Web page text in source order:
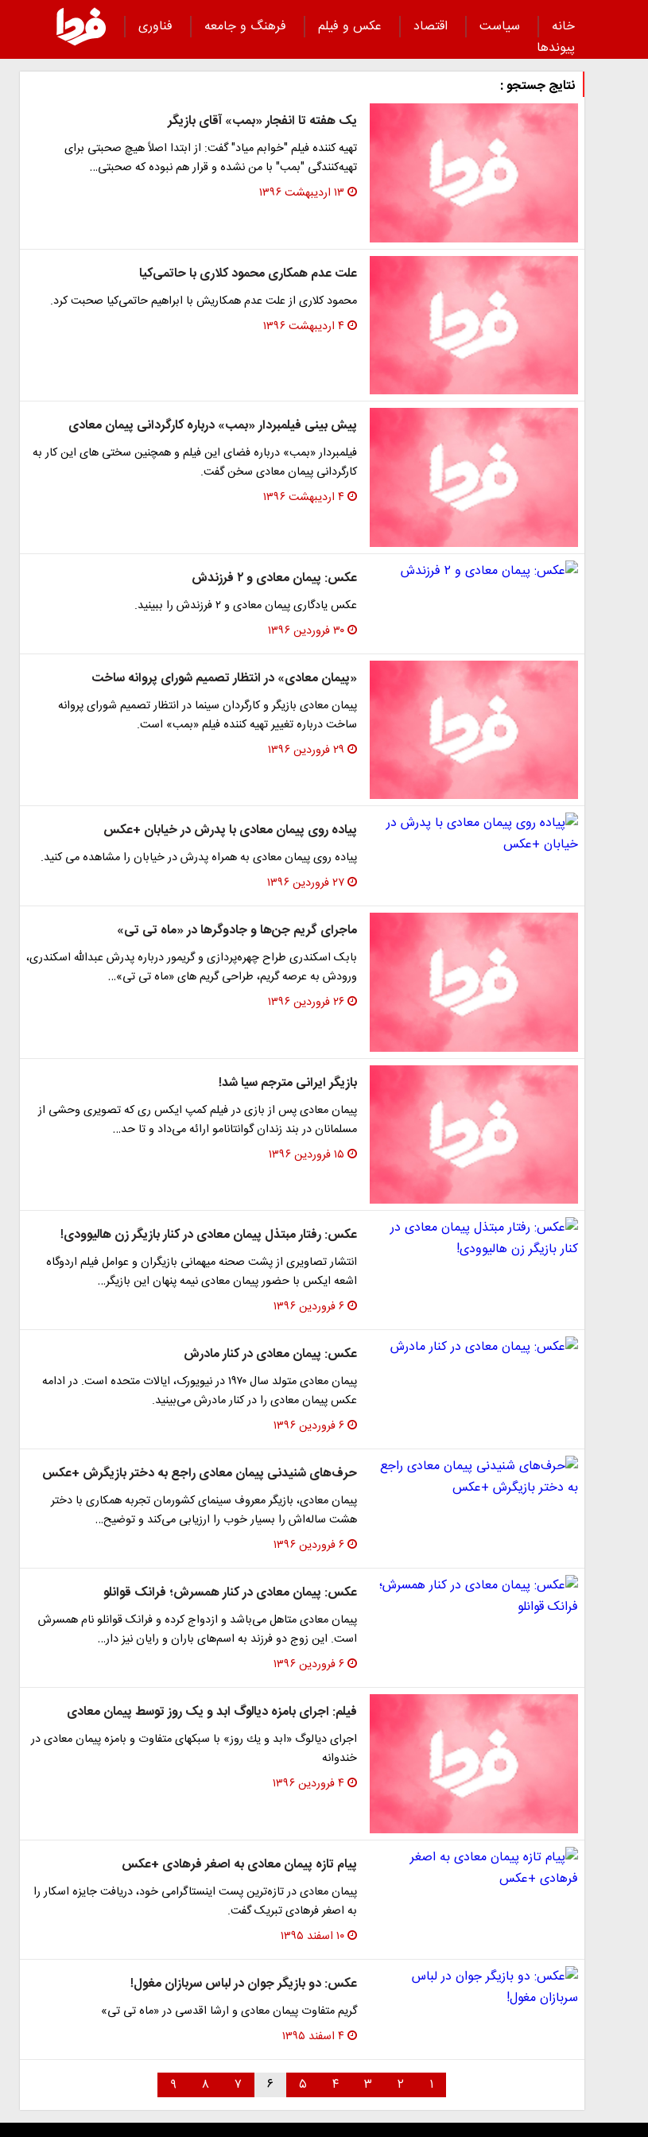
خانه سیاست اقتصاد عکس و فیلم فرهنگ و جامعه
فناوری
پیوند‌ها
نتایج جستجو :
یک هفته تا انفجار «بمب» آقای بازیگر
تهیه کننده فیلم "خوابم میاد" گفت: از ابتدا اصلاً هیچ صحبتی برای
تهیه‌کنندگی "بمب" با من نشده و قرار هم نبوده که صحبتی…
۱۳ اردیبهشت ۱۳۹۶
علت عدم همکاری محمود کلاری با حاتمی‌کیا
محمود کلاری از علت عدم همکاریش با ابراهیم حاتمی‌کیا صحبت کرد.
۴ اردیبهشت ۱۳۹۶
پیش بینی فیلمبردار «بمب» درباره کارگردانی پیمان معادی
فیلمبردار «بمب» درباره فضای این فیلم و همچنین سختی های این کار به
کارگردانی پیمان معادی سخن گفت.
۴ اردیبهشت ۱۳۹۶
عکس: پیمان معادی و ۲ فرزندش
عکس یادگاری پیمان معادی و ۲ فرزندش را ببینید.
۳۰ فروردین ۱۳۹۶
«پیمان معادی» در انتظار تصمیم شورای پروانه ساخت
پیمان معادی بازیگر و کارگردان سینما در انتظار تصمیم شورای پروانه
ساخت درباره تغییر تهیه کننده فیلم «بمب» است.
۲۹ فروردین ۱۳۹۶
پیاده روی پیمان معادی با پدرش در خیابان +عکس
پیاده روی پیمان معادی به همراه پدرش در خیابان را مشاهده می کنید.
۲۷ فروردین ۱۳۹۶
ماجرای گریم‌ جن‌ها و جادوگرها در «ماه تی تی»
بابک اسکندری طراح چهره‌پردازی و گریمور درباره پدرش عبدالله اسکندری،
ورودش به عرصه گریم، طراحی گریم های «ماه تی تی»…
۲۶ فروردین ۱۳۹۶
بازیگر ایرانی مترجم سیا شد!
پیمان معادی پس از بازی در فیلم کمپ ایکس ری که تصویری وحشی از
مسلمانان در بند زندان گوانتانامو ارائه می‌داد و تا حد…
۱۵ فروردین ۱۳۹۶
عکس: رفتار مبتذل پیمان معادی در کنار بازیگر زن هالیوودی!
انتشار تصاویری از پشت صحنه میهمانی بازیگران و عوامل فیلم اردوگاه
اشعه ایکس با حضور پیمان معادی نیمه پنهان این بازیگر…
۶ فروردین ۱۳۹۶
عکس: پیمان معادی در کنار مادرش
پیمان معادی متولد سال ۱۹۷۰ در نیویورک، ایالات متحده است. در ادامه
عکس پیمان معادی را در کنار مادرش می‌بینید.
۶ فروردین ۱۳۹۶
حرف‌های شنیدنی پیمان معادی راجع به دختر بازیگرش +عکس
پیمان معادی، بازیگر معروف سینمای کشورمان تجربه همکاری با دختر
هشت ساله‌اش را بسیار خوب را ارزیابی می‌کند و توضیح…
۶ فروردین ۱۳۹۶
عکس: پیمان معادی در کنار همسرش؛ فرانک قوانلو
پیمان معادی متاهل می‌باشد و ازدواج کرده و فرانک قوانلو نام همسرش
است. این زوج دو فرزند به اسم‌های باران و رایان نیز دار…
۶ فروردین ۱۳۹۶
فیلم: اجرای بامزه دیالوگ ابد و یک روز توسط پیمان معادی
اجراى دیالوگ «ابد و یك روز» با سبكهاى متفاوت و بامزه پیمان معادی در
خندوانه
۴ فروردین ۱۳۹۶
پیام تازه پیمان معادی به اصغر فرهادی +عکس
پیمان معادی در تازه‌ترین پست اینستاگرامی خود، دریافت جایزه اسکار را
به اصغر فرهادی تبریک گفت.
۱۰ اسفند ۱۳۹۵
عکس: دو بازیگر جوان در لباس سربازان مغول!
گریم متفاوت پیمان معادی و ارشا اقدسی در «ماه تی تی»
۴ اسفند ۱۳۹۵
۱ ۲ ۳ ۴ ۵ ۶ ۷ ۸ ۹